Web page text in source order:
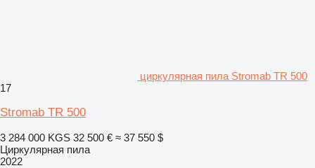
циркулярная пила Stromab TR 500
17
Stromab TR 500
3 284 000 KGS 32 500 € ≈ 37 550 $
Циркулярная пила
2022